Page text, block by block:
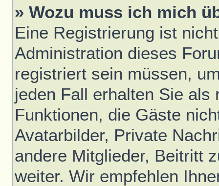
» Wozu muss ich mich
Eine Registrierung ist
Administration dieses
registriert sein müssen,
jeden Fall erhalten Sie
Funktionen, die Gäste
Avatarbilder, Private
andere Mitglieder, Beitritt
weiter. Wir empfehlen